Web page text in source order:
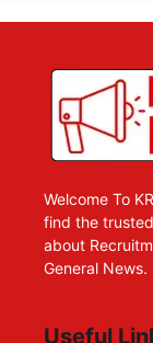
Welcome To
find the
about
General News.
Useful